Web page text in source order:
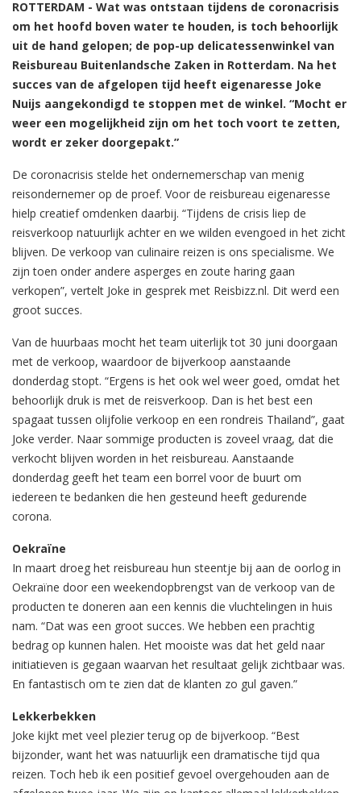
ROTTERDAM - Wat was ontstaan tijdens de coronacrisis
om het hoofd boven water te houden, is toch behoorlijk
uit de hand gelopen; de pop-up delicatessenwinkel van
Reisbureau Buitenlandsche Zaken in Rotterdam. Na het
succes van de afgelopen tijd heeft eigenaresse Joke
Nuijs aangekondigd te stoppen met de winkel. “Mocht er
weer een mogelijkheid zijn om het toch voort te zetten,
wordt er zeker doorgepakt.”
De coronacrisis stelde het ondernemerschap van menig
reisondernemer op de proef. Voor de reisbureau eigenaresse
hielp creatief omdenken daarbij. “Tijdens de crisis liep de
reisverkoop natuurlijk achter en we wilden evengoed in het zicht
blijven. De verkoop van culinaire reizen is ons specialisme. We
zijn toen onder andere asperges en zoute haring gaan
verkopen”, vertelt Joke in gesprek met Reisbizz.nl. Dit werd een
groot succes.
Van de huurbaas mocht het team uiterlijk tot 30 juni doorgaan
met de verkoop, waardoor de bijverkoop aanstaande
donderdag stopt. “Ergens is het ook wel weer goed, omdat het
behoorlijk druk is met de reisverkoop. Dan is het best een
spagaat tussen olijfolie verkoop en een rondreis Thailand”, gaat
Joke verder. Naar sommige producten is zoveel vraag, dat die
verkocht blijven worden in het reisbureau. Aanstaande
donderdag geeft het team een borrel voor de buurt om
iedereen te bedanken die hen gesteund heeft gedurende
corona.
Oekraïne
In maart droeg het reisbureau hun steentje bij aan de oorlog in
Oekraïne door een weekendopbrengst van de verkoop van de
producten te doneren aan een kennis die vluchtelingen in huis
nam. “Dat was een groot succes. We hebben een prachtig
bedrag op kunnen halen. Het mooiste was dat het geld naar
initiatieven is gegaan waarvan het resultaat gelijk zichtbaar was.
En fantastisch om te zien dat de klanten zo gul gaven.”
Lekkerbekken
Joke kijkt met veel plezier terug op de bijverkoop. “Best
bijzonder, want het was natuurlijk een dramatische tijd qua
reizen. Toch heb ik een positief gevoel overgehouden aan de